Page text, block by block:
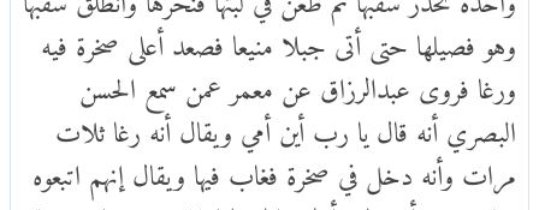
وهو فصيلها حتى أتى جبلا منيعا فصعد أعلى صخرة فيه
ورغا فروى عبدالرزاق عن معمر عمن سمع الحسن
البصري أنه قال يا رب أين أمي ويقال أنه رغا ثلات
مرات وأنه دخل في صخرة فغاب فيها ويقال إنهم اتبعوه